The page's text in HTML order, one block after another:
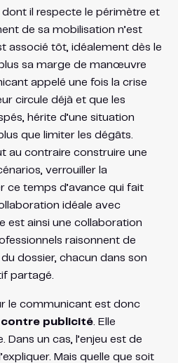
dont il respecte le périmètre et
de sa mobilisation n’est
associé tôt, idéalement dès le
sa marge de manœuvre
appelé une fois la crise
circule déjà et que les
hérite d’une situation
que limiter les dégâts.
au contraire construire une
verrouiller la
ce temps d’avance qui fait
idéale avec
est ainsi une collaboration
raisonnent de
dossier, chacun dans son
partagé.
le communicant est donc
publicité. Elle
un cas, l’enjeu est de
Mais quelle que soit